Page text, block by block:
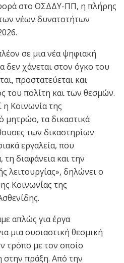
στο ΟΣΔΔΥ-ΠΠ, η πλήρης
νέων δυνατοτήτων
σε μια νέα ψηφιακή
χάνεται στον όγκο του
προστατεύεται και
του πολίτη και των θεσμών.
Κοινωνία της
μητρώο, τα δικαστικά
των δικαστηρίων
εργαλεία, που
διαφάνεια και την
λειτουργίας», δηλώνει ο
Κοινωνίας της
απλώς για έργα
μια ουσιαστική θεσμική
τρόπο με τον οποίο
στην πράξη. Από την